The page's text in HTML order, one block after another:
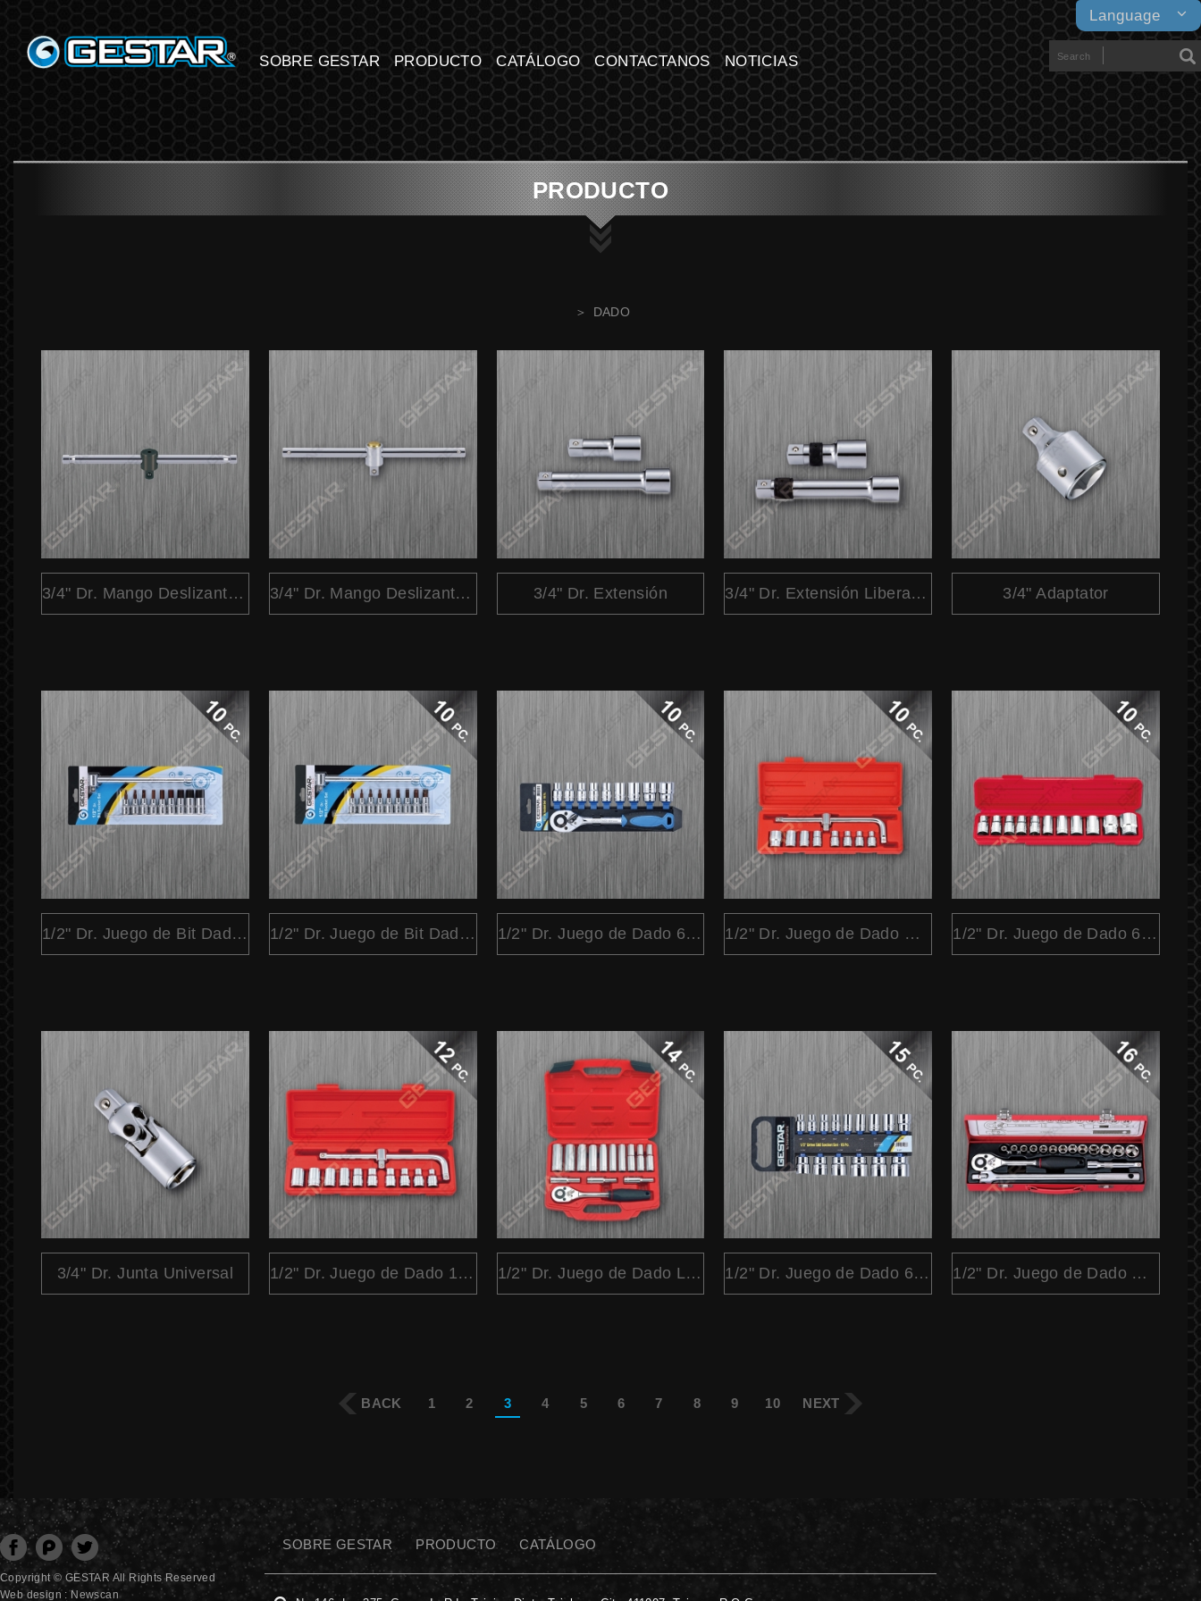
GESTARTOOL CO., LTD.
Language
SOBRE GESTAR PRODUCTO CATÁLOGO CONTACTANOS NOTICIAS
PRODUCTO
DADO
3/4" Dr. Mango Deslizante "T" 3/4" Dr. Mango Deslizante "T" Liberación Rápido 3/4" Dr. Extensión 3/4" Dr. Extensión Liberación Rápido 3/4" Adaptator
1/2" Dr. Juego de Bit Dado Hex en Porta 10 Pc. 1/2" Dr. Juego de Bit Dado Torx en Porta 10 Pc. 1/2" Dr. Juego de Dado 6 Pt. Métrico 10 Pc. y Ratchet 1/2" Dr. Juego de Dado Métrico 10 Pc. 1/2" Dr. Juego de Dado 6 Pt. Métrico 11 Pc.
3/4" Dr. Junta Universal 1/2" Dr. Juego de Dado 12Pc. 1/2" Dr. Juego de Dado Largo 6 Pt. Métrico 14 Pc. 1/2" Dr. Juego de Dado 6 Pt. SAE 15 Pc. 1/2" Dr. Juego de Dado Métrico 16 Pc.
BACK 1 2 3 4 5 6 7 8 9 10 NEXT
分享至Facebook
分享至Plurk分享至Twitter
Copyright © GESTAR All Rights Reserved
Web design : Newscan
SOBRE GESTAR PRODUCTO CATÁLOGO